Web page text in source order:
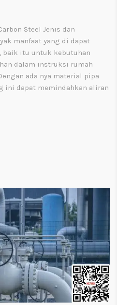
Steel Jenis dan
manfaat yang di dapat
baik itu untuk kebutuhan
dalam instruksi rumah
ada nya material pipa
ini dapat memindahkan aliran